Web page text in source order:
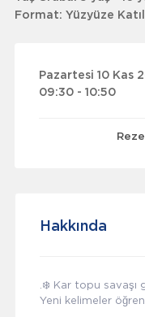
Format: Yüzyüze
Pazartesi 10 Kas
09:30 - 10:50
Hakkında
.❄️ Kar topu savaşı
Yeni kelimeler